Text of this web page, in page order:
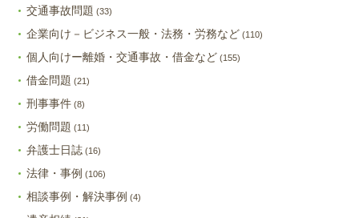
交通事故問題 (33)
企業向け－ビジネス一般・法務・労務など (110)
個人向けー離婚・交通事故・借金など (155)
借金問題 (21)
刑事事件(8)
労働問題 (11)
弁護士日誌(16)
法律・事例 (106)
相談事例・解決事例 (4)